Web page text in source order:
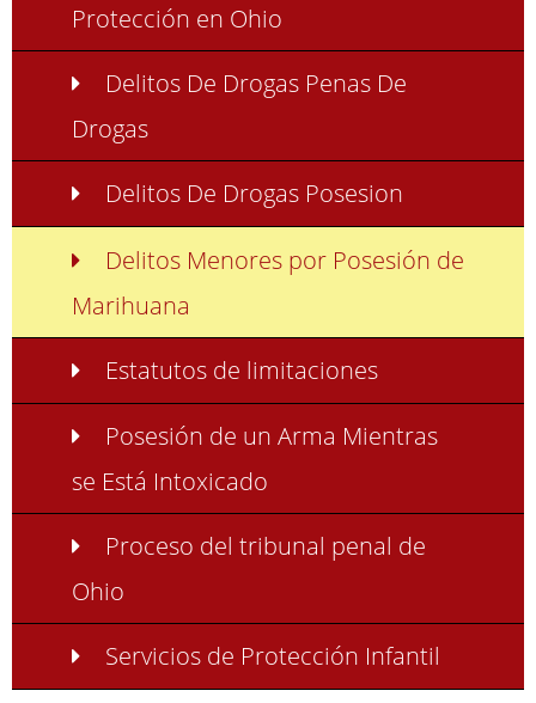
Protección en Ohio
Delitos De Drogas Penas De
Drogas
Delitos De Drogas Posesion
Delitos Menores por Posesión de
Marihuana
Estatutos de limitaciones
Posesión de un Arma Mientras
se Está Intoxicado
Proceso del tribunal penal de
Ohio
Servicios de Protección Infantil